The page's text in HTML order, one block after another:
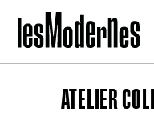
ATELIER